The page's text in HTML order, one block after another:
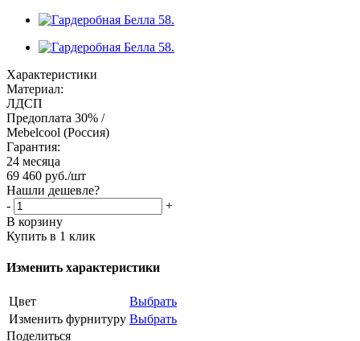
Характеристики
Материал:
ЛДСП
Предоплата 30% /
Mebelcool (Россия)
Гарантия:
24 месяца
69 460 руб./шт
Нашли дешевле?
-
+
В корзину
Купить в 1 клик
Изменить характеристики
Цвет
Выбрать
Изменить фурнитуру Выбрать
Поделиться